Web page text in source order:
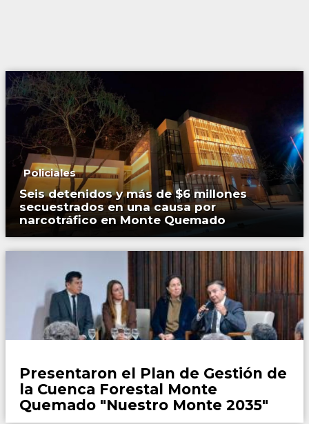
Policiales
Seis detenidos y más de $6 millones
secuestrados en una causa por
narcotráfico en Monte Quemado
Presentaron el Plan de Gestión de
la Cuenca Forestal Monte
Quemado "Nuestro Monte 2035"